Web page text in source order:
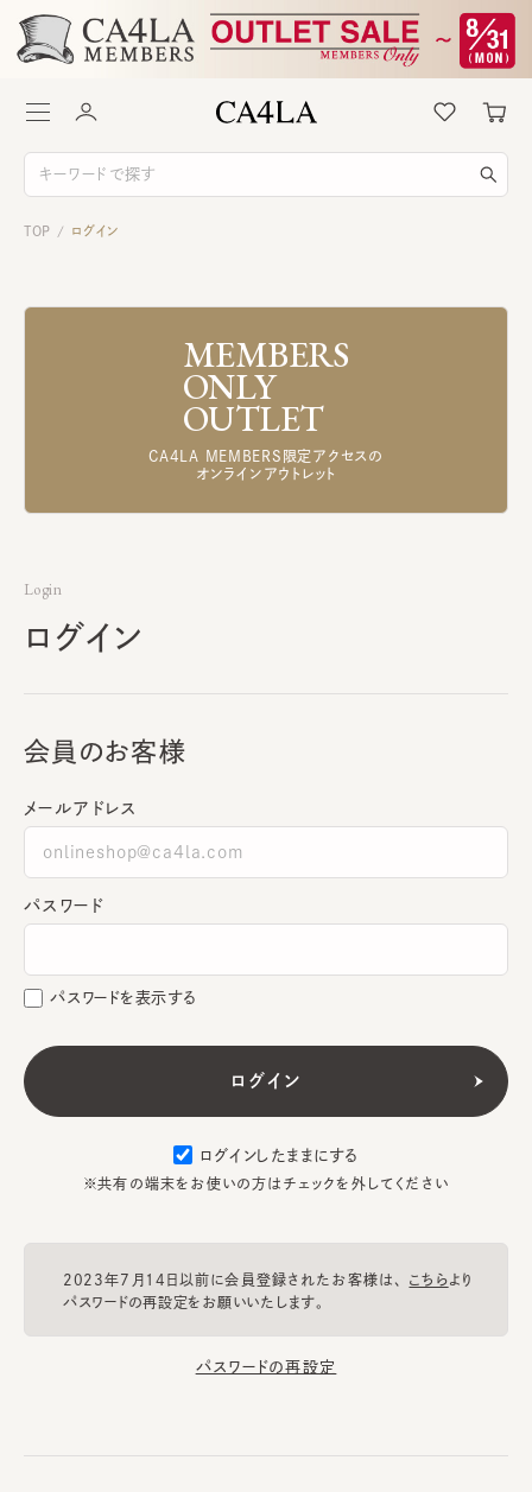
TOP / ログイン
MEMBERS
ONLY
OUTLET
CA4LA MEMBERS限定アクセスの
オンラインアウトレット
Login
ログイン
会員のお客様
メールアドレス
パスワード
パスワードを表示する
ログインしたままにする
※共有の端末をお使いの方はチェックを外してください
2023年7月14日以前に会員登録されたお客様は、 こちらより
パスワードの再設定をお願いいたします。
パスワードの再設定